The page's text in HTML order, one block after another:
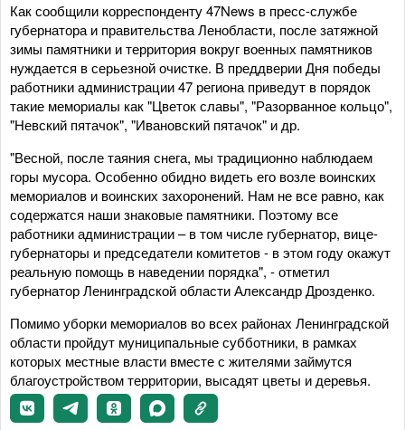
Как сообщили корреспонденту 47News в пресс-службе
губернатора и правительства Ленобласти, после затяжной
зимы памятники и территория вокруг военных памятников
нуждается в серьезной очистке. В преддверии Дня победы
работники администрации 47 региона приведут в порядок
такие мемориалы как "Цветок славы", "Разорванное кольцо",
"Невский пятачок", "Ивановский пятачок" и др.
"Весной, после таяния снега, мы традиционно наблюдаем
горы мусора. Особенно обидно видеть его возле воинских
мемориалов и воинских захоронений. Нам не все равно, как
содержатся наши знаковые памятники. Поэтому все
работники администрации – в том числе губернатор, вице-
губернаторы и председатели комитетов - в этом году окажут
реальную помощь в наведении порядка", - отметил
губернатор Ленинградской области Александр Дрозденко.
Помимо уборки мемориалов во всех районах Ленинградской
области пройдут муниципальные субботники, в рамках
которых местные власти вместе с жителями займутся
благоустройством территории, высадят цветы и деревья.